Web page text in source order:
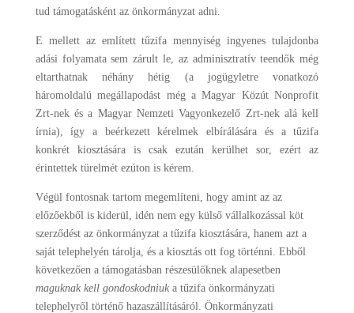
tud támogatásként az önkormányzat adni.
E mellett az említett tűzifa mennyiség ingyenes tulajdonba
adási folyamata sem zárult le, az adminisztratív teendők még
eltarthatnak néhány hétig (a jogügyletre vonatkozó
háromoldalú megállapodást még a Magyar Közút Nonprofit
Zrt-nek és a Magyar Nemzeti Vagyonkezelő Zrt-nek alá kell
írnia), így a beérkezett kérelmek elbírálására és a tűzifa
konkrét kiosztására is csak ezután kerülhet sor, ezért az
érintettek türelmét ezúton is kérem.
Végül fontosnak tartom megemlíteni, hogy amint az az
előzőekből is kiderül, idén nem egy külső vállalkozással köt
szerződést az önkormányzat a tűzifa kiosztására, hanem azt a
saját telephelyén tárolja, és a kiosztás ott fog történni. Ebből
következően a támogatásban részesülőknek alapesetben
maguknak kell gondoskodniuka tűzifa önkormányzati
telephelyről történő hazaszállításáról. Önkormányzati